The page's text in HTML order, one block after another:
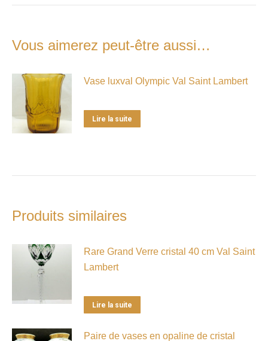
Vous aimerez peut-être aussi…
Vase luxval Olympic Val Saint Lambert
Lire la suite
Produits similaires
Rare Grand Verre cristal 40 cm Val Saint
Lambert
Lire la suite
Paire de vases en opaline de cristal